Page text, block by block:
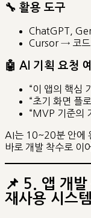
🔧 활용 도구
ChatGPT,
Cursor → 코드
🤖 AI 기획 요청
“이 앱의 핵심
“초기 화면 플
“MVP 기준의
AI는 10~20분 안에
바로 개발 착수로 이
📌 5. 앱 개발
재사용 시스템